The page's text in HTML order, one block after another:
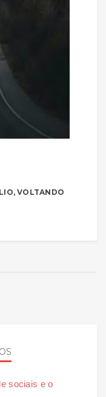
VOLTANDO
sociais e o